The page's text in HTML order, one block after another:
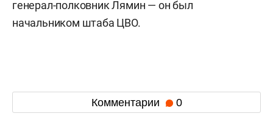
генерал-полковник Лямин — он был
начальником штаба ЦВО.
Комментарии 0